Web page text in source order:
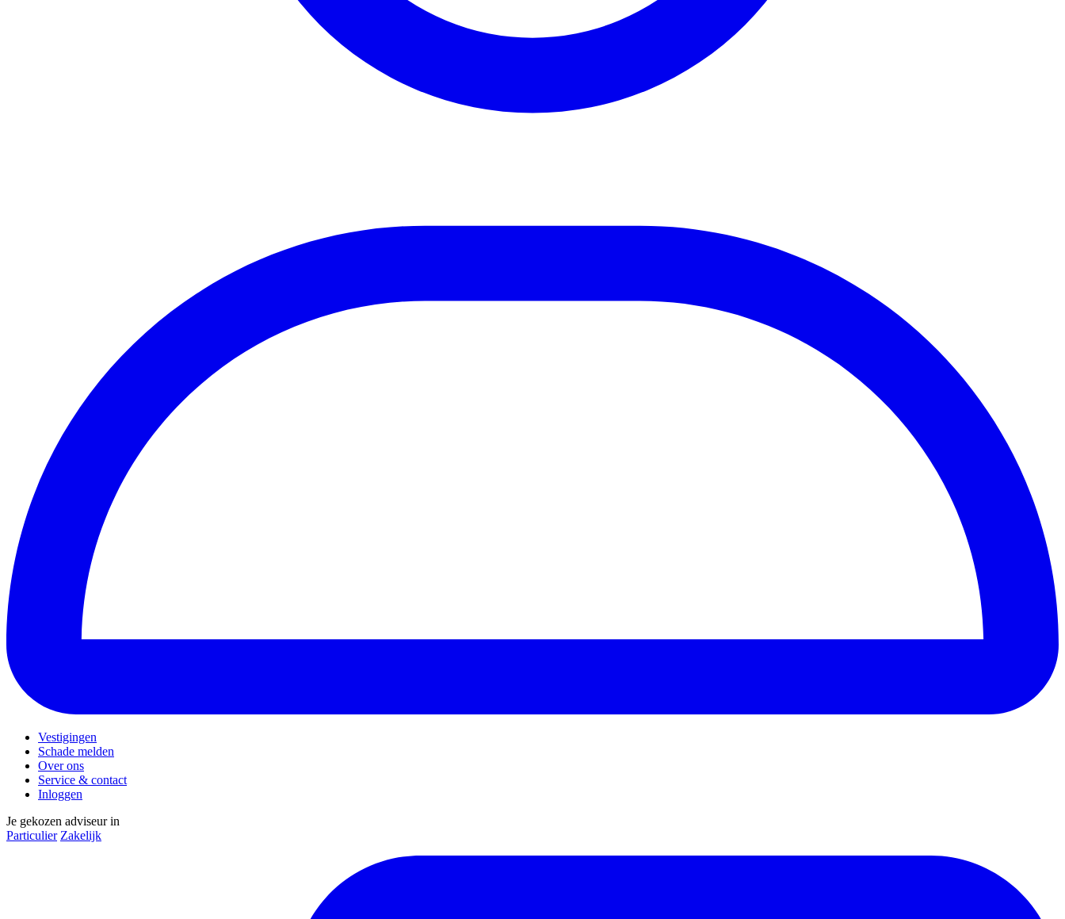
Vestigingen
Schade melden
Over ons
Service & contact
Inloggen
Je gekozen adviseur in
Particulier Zakelijk